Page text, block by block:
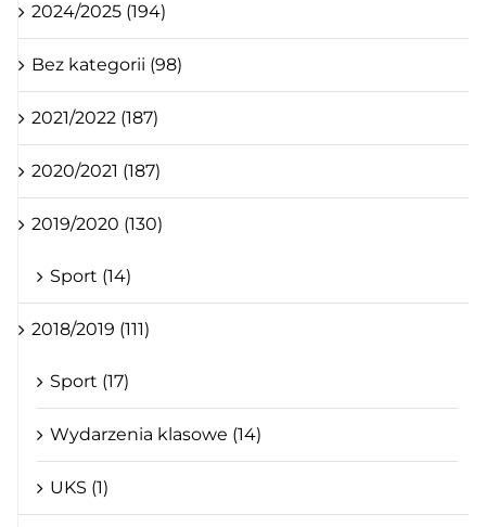
2024/2025 (194)
Bez kategorii (98)
2021/2022 (187)
2020/2021 (187)
2019/2020 (130)
Sport (14)
2018/2019 (111)
Sport (17)
Wydarzenia klasowe (14)
UKS (1)